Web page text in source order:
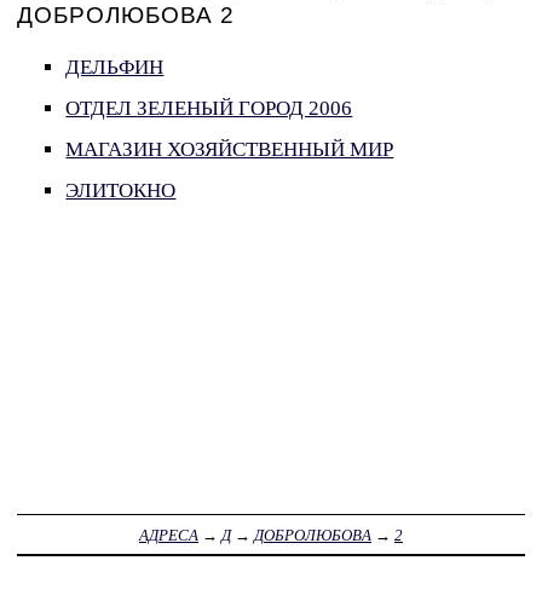
ДОБРОЛЮБОВА 2
ДЕЛЬФИН
ОТДЕЛ ЗЕЛЕНЫЙ ГОРОД 2006
МАГАЗИН ХОЗЯЙСТВЕННЫЙ МИР
ЭЛИТОКНО
АДРЕСА → Д→ ДОБРОЛЮБОВА → 2